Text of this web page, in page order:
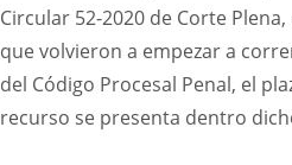
Circular 52-2020 de Corte
que volvieron a empezar a
del Código Procesal Penal, el
recurso se presenta dentro